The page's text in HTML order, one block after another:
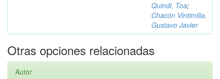
Quindi, Toa;
Chacón Vintimilla,
Gustavo Javier
Otras opciones relacionadas
Autor